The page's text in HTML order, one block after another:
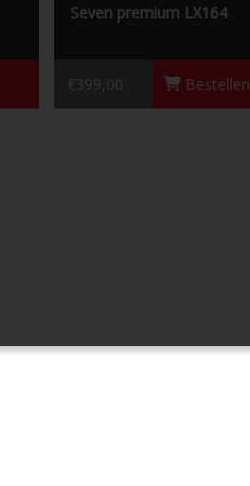
Seven premium LX164
€399,00 Bestellen